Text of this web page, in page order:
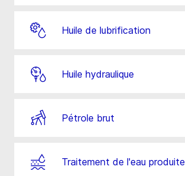
Huile de lubrification
Huile hydraulique
Pétrole brut
Traitement de l'eau produite